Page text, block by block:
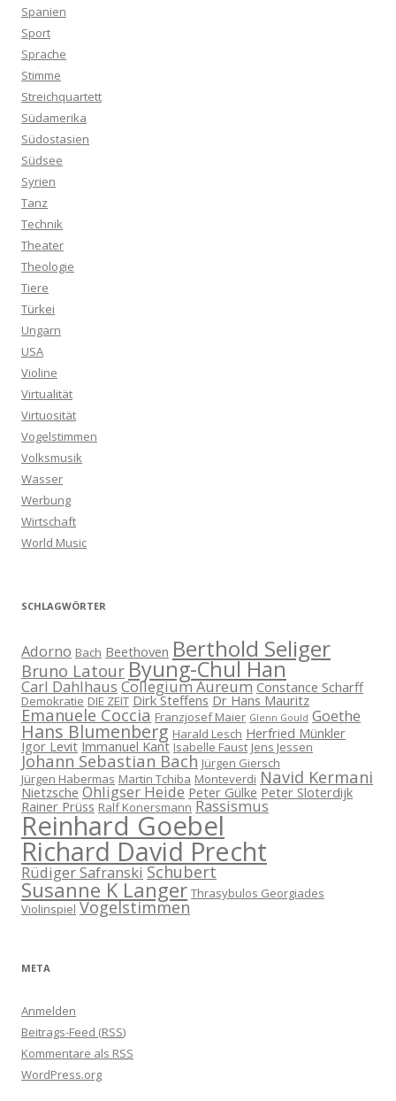
Spanien
Sport
Sprache
Stimme
Streichquartett
Südamerika
Südostasien
Südsee
Syrien
Tanz
Technik
Theater
Theologie
Tiere
Türkei
Ungarn
USA
Violine
Virtualität
Virtuosität
Vogelstimmen
Volksmusik
Wasser
Werbung
Wirtschaft
World Music
SCHLAGWÖRTER
Adorno Bach Beethoven Berthold Seliger
Bruno Latour Byung-Chul Han
Carl Dahlhaus Collegium Aureum Constance Scharff
Demokratie DIE ZEIT Dirk Steffens Dr Hans Mauritz
Emanuele Coccia Franzjosef Maier Glenn Gould Goethe
Hans Blumenberg Harald Lesch Herfried Münkler
Igor Levit Immanuel Kant Isabelle Faust Jens Jessen
Johann Sebastian Bach Jürgen Giersch
Jürgen Habermas Martin Tchiba Monteverdi Navid Kermani
Nietzsche Ohligser Heide Peter Gülke Peter Sloterdijk
Rainer Prüss Ralf Konersmann Rassismus
Reinhard Goebel
Richard David Precht
Rüdiger Safranski Schubert
Susanne K Langer Thrasybulos Georgiades
Violinspiel Vogelstimmen
META
Anmelden
Beitrags-Feed (RSS)
Kommentare als RSS
WordPress.org